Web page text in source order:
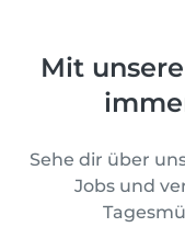
Mit
Sehe dir über
Jobs und